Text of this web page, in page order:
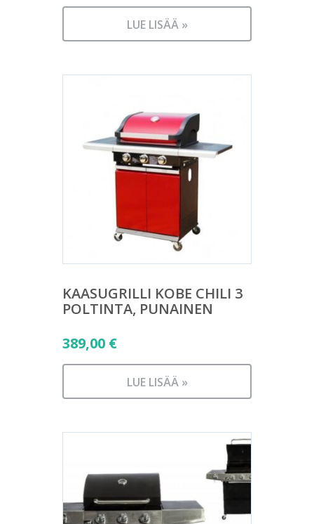
LUE LISÄÄ »
KAASUGRILLI KOBE CHILI 3
POLTINTA, PUNAINEN
389,00 €
LUE LISÄÄ »